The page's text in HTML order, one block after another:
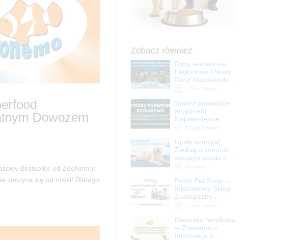
Dowozem
Bestseller od ZooNemo!
zaczyna się od miski! Dlatego
Zobacz również
Ryby akwariowe
Legionowo i Nowy
Dwór Mazowiecki –
Stwórz podwodne
arcydzieło:
Najpiękniejsze
Legionowo i Nowy
Dwór Mazowiecki
Upały wracają!
Zadbaj o komfort
swojego pupila z
ZooNemo
Petito Pet Shop –
Internetowy Sklep
Zoologiczny
| ZooNemo
Niedziela handlowa
w Zoonemo –
Informacja o